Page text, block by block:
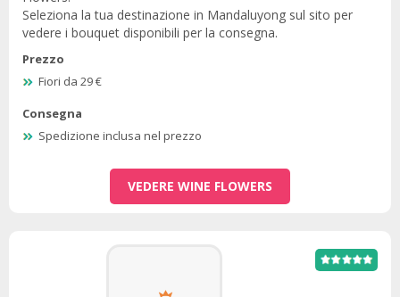
Seleziona la tua destinazione in Mandaluyong sul sito per
vedere i bouquet disponibili per la consegna.
Prezzo
Fiori da 29 €
Consegna
Spedizione inclusa nel prezzo
VEDERE WINE FLOWERS